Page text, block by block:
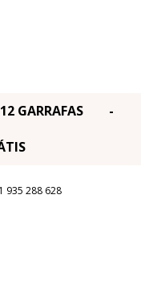
12 GARRAFAS -
935 288 628